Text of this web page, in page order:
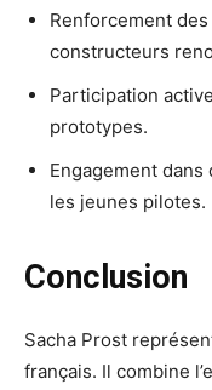
Renforcement
constructeurs
Participation
prototypes.
Engagement
les jeunes pilotes.
Conclusion
Sacha Prost
français. Il combine